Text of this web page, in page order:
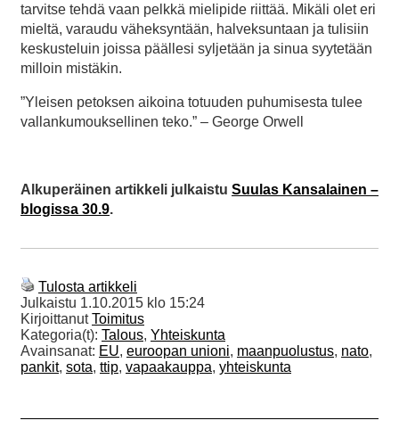
tarvitse tehdä vaan pelkkä mielipide riittää. Mikäli olet eri
mieltä, varaudu väheksyntään, halveksuntaan ja tulisiin
keskusteluin joissa päällesi syljetään ja sinua syytetään
milloin mistäkin.
”Yleisen petoksen aikoina totuuden puhumisesta tulee
vallankumouksellinen teko.” – George Orwell
Alkuperäinen artikkeli julkaistu Suulas Kansalainen –
blogissa 30.9.
Tulosta artikkeli
Julkaistu 1.10.2015 klo 15:24
KirjoittanutToimitus
Kategoria(t): Talous, Yhteiskunta
Avainsanat: EU, euroopan unioni, maanpuolustus, nato,
pankit, sota, ttip, vapaakauppa, yhteiskunta